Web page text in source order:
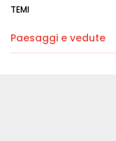
TEMI
Paesaggi e vedute